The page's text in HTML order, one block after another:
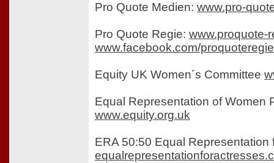
Pro Quote Medien: www.pro-
Pro Quote Regie: www.proquote-
www.facebook.com/proquoteregie
Equity UK Women´s Committee
Equal Representation of Women
www.equity.org.uk
ERA 50:50 Equal Representation